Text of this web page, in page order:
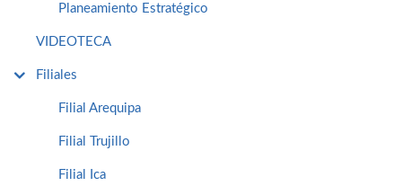
Planeamiento Estratégico
VIDEOTECA
Filiales
Filial Arequipa
Filial Trujillo
Filial Ica